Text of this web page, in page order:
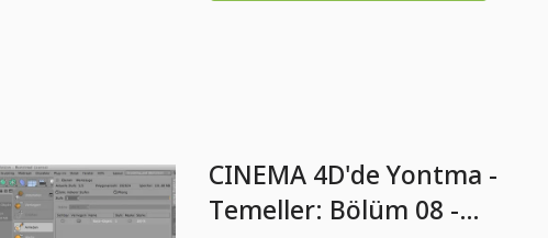
CINEMA 4D'de Yontma -
Temeller: Bölüm 08 -